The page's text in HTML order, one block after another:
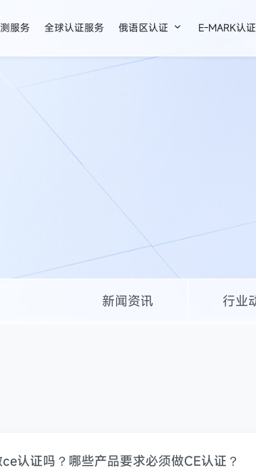
服务 全球认证服务 俄语区认证  E-MARK认证
新闻资讯 行业
认证吗？哪些产品要求必须做CE认证？